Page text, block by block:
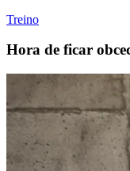
Treino
Hora de ficar